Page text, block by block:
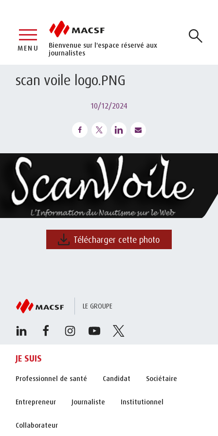
Bienvenue sur l'espace réservé aux
journalistes
MENU
scan voile logo.PNG
10/12/2024
Télécharger cette photo
LE GROUPE
JE SUIS
Professionnel de santé Candidat Sociétaire
Entrepreneur Journaliste Institutionnel
Collaborateur